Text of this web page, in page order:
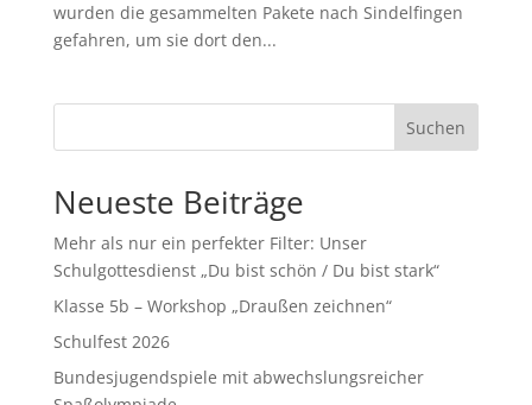
wurden die gesammelten Pakete nach Sindelfingen
gefahren, um sie dort den...
Suchen
Neueste Beiträge
Mehr als nur ein perfekter Filter: Unser
Schulgottesdienst „Du bist schön / Du bist stark“
Klasse 5b – Workshop „Draußen zeichnen“
Schulfest 2026
Bundesjugendspiele mit abwechslungsreicher